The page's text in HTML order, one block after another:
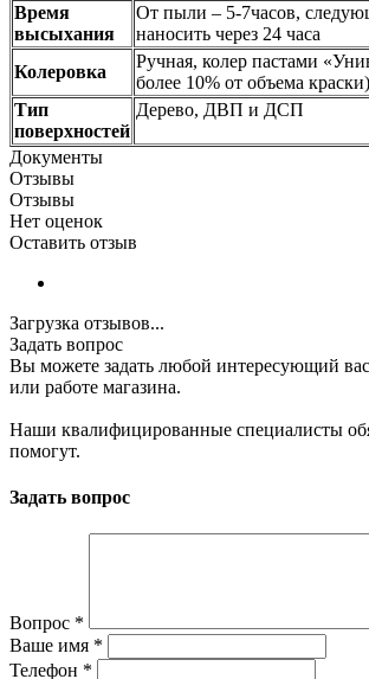
Время
высыхания
От пыли – 5-7часов,
наносить через 24 часа
Колеровка
Ручная, колер пастами
более 10% от объема краски)
Тип
поверхностей
Дерево, ДВП и ДСП
Документы
Отзывы
Отзывы
Нет оценок
Оставить отзыв
Загрузка отзывов...
Задать вопрос
Вы можете задать любой интересующий
или работе магазина.
Наши квалифицированные специалисты
помогут.
Задать вопрос
Вопрос *
Ваше имя *
Телефон *